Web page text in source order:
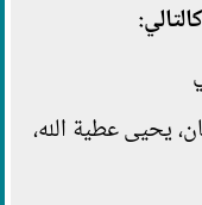
يحيى عطية الله،